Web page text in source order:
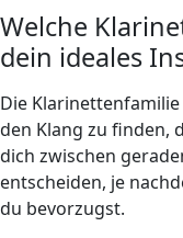
Welche
dein ideales
Die
den Klang zu finden,
dich zwischen
entscheiden, je
du bevorzugst.